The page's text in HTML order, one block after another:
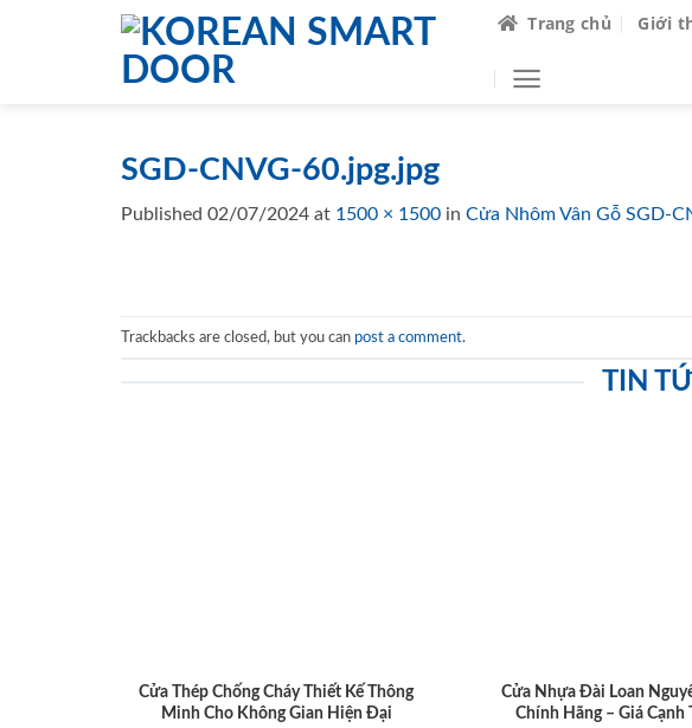
Trang chủ Giới
SGD-CNVG-60.jpg.jpg
Published 02/07/2024 at 1500 × 1500 in Cửa Nhôm Vân Gỗ SGD-
Trackbacks are closed, but you can post a comment.
TIN
Cửa Thép Chống Cháy Thiết Kế Thông
Minh Cho Không Gian Hiện Đại
Cửa Nhựa Đài Loan
Chính Hãng – Giá Cạnh